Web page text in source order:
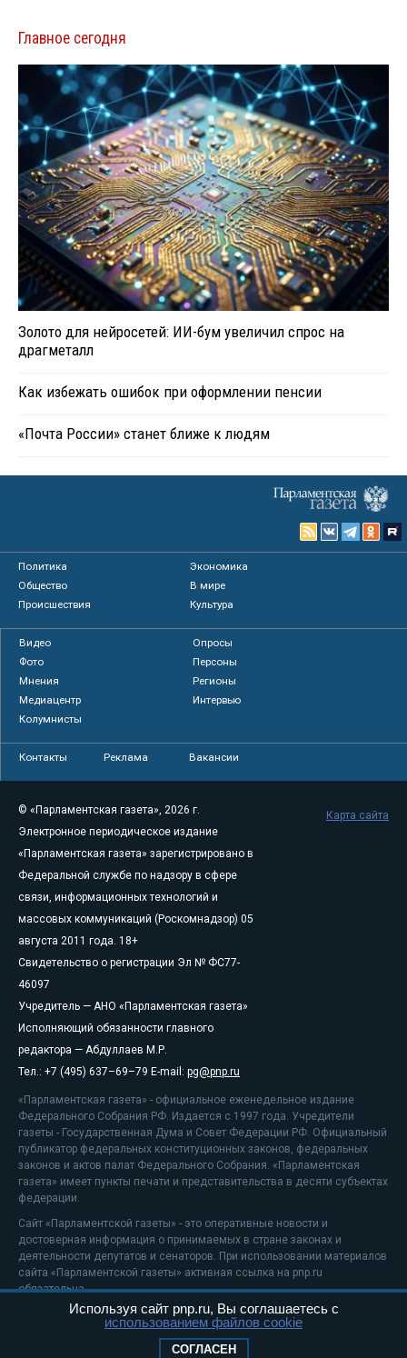
Главное сегодня
Золото для нейросетей: ИИ-бум увеличил спрос на
драгметалл
Как избежать ошибок при оформлении пенсии
«Почта России» станет ближе к людям
Политика
Экономика
Общество
В мире
Происшествия
Культура
Видео
Опросы
Фото
Персоны
Мнения
Регионы
Медиацентр
Интервью
Колумнисты
Контакты Реклама Вакансии
© «Парламентская газета», 2026 г.
Электронное периодическое издание
«Парламентская газета» зарегистрировано в
Федеральной службе по надзору в сфере
связи, информационных технологий и
массовых коммуникаций (Роскомнадзор) 05
августа 2011 года. 18+
Свидетельство о регистрации Эл № ФС77-
46097
Учредитель — АНО «Парламентская газета»
Исполняющий обязанности главного
редактора — Абдуллаев М.Р.
Тел.: +7 (495) 637–69–79 E-mail: pg@pnp.ru
«Парламентская газета» - официальное еженедельное издание
Федерального Собрания РФ. Издается с 1997 года. Учредители
газеты - Государственная Дума и Совет Федерации РФ. Официальный
публикатор федеральных конституционных законов, федеральных
законов и актов палат Федерального Собрания. «Парламентская
газета» имеет пункты печати и представительства в десяти субъектах
федерации.
Сайт «Парламентской газеты» - это оперативные новости и
достоверная информация о принимаемых в стране законах и
деятельности депутатов и сенаторов. При использовании материалов
сайта «Парламентской газеты» активная ссылка на pnp.ru
обязательна.
На информационном ресурсе применяютсярекомендательные
Положение о защите персональных данных
Карта сайта
Используя сайт pnp.ru, Вы соглашаетесь с
использованием файлов cookie
СОГЛАСЕН